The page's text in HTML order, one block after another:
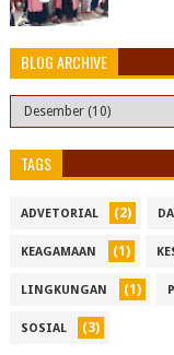
BLOG ARCHIVE
TAGS
ADVETORIAL (2)
KEAGAMAAN (1)
LINGKUNGAN (1)
SOSIAL (3)